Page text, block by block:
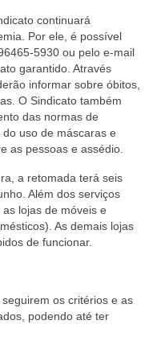
continuará
Por ele, é possível
5930 ou pelo e-mail
garantido. Através
informar sobre óbitos,
O Sindicato também
das normas de
uso de máscaras e
as pessoas e assédio.
a retomada terá seis
Além dos serviços
lojas de móveis e
As demais lojas
de funcionar.
os critérios e as
podendo até ter